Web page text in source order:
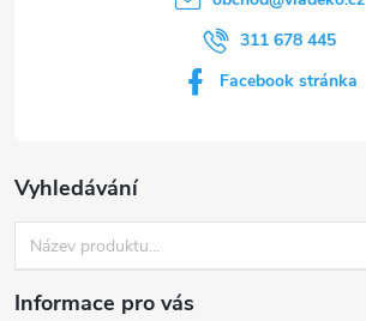
Vyhledávání
Informace pro vás
311 678 445
Facebook stránka